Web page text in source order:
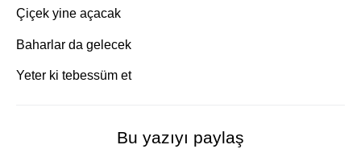
Çiçek yine açacak
Baharlar da gelecek
Yeter ki tebessüm et
Bu yazıyı paylaş